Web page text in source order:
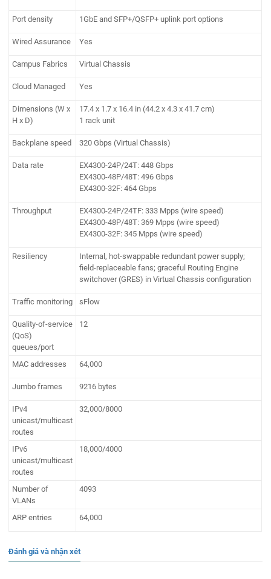
Port density 1GbE and SFP+/QSFP+ uplink port options
Wired Assurance Yes
Campus Fabrics Virtual Chassis
Cloud Managed Yes
Dimensions (W x
H x D)
17.4 x 1.7 x 16.4 in (44.2 x 4.3 x 41.7 cm)
1 rack unit
Backplane speed 320 Gbps (Virtual Chassis)
Data rate
EX4300-24P/24T: 448 Gbps
EX4300-48P/48T: 496 Gbps
EX4300-32F: 464 Gbps
Throughput
EX4300-24P/24TF: 333 Mpps (wire speed)
EX4300-48P/48T: 369 Mpps (wire speed)
EX4300-32F: 345 Mpps (wire speed)
Resiliency
Internal, hot-swappable redundant power supply;
field-replaceable fans; graceful Routing Engine
switchover (GRES) in Virtual Chassis configuration
Traffic monitoring sFlow
Quality-of-service
(QoS)
queues/port
12
MAC addresses 64,000
Jumbo frames 9216 bytes
IPv4
unicast/multicast
routes
32,000/8000
IPv6
unicast/multicast
routes
18,000/4000
Number of
VLANs
4093
ARP entries 64,000
Đánh giá và nhận xét